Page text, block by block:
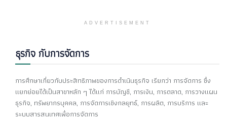
ADVERTISEMENT
ธุรกิจ กับการจัดการ
การศึกษาเกี่ยวกับประสิทธิภาพของการดำเนินธุรกิจ เรียกว่า การจัดการ ซึ่ง
แยกย่อยได้เป็นสาขาหลัก ๆ ได้แก่ การบัญชี, การเงิน, การตลาด, การวางแผน
ธุรกิจ, ทรัพยากรบุคคล, การจัดการเชิงกลยุทธ์, การผลิต, การบริการ และ
ระบบสารสนเทศเพื่อการจัดการ